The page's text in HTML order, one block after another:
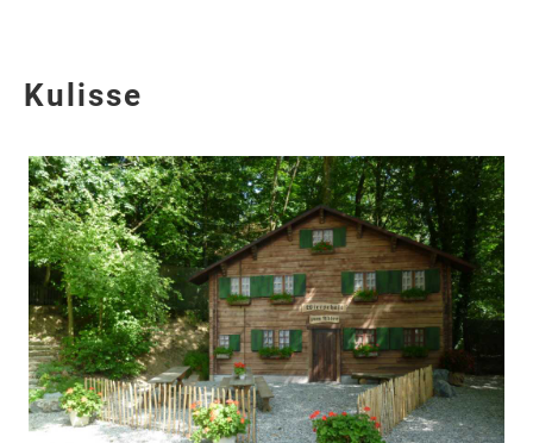
Kulisse